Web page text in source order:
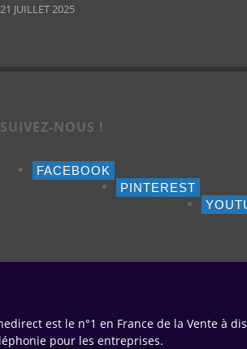
21 JUILLET 2025
SUIVEZ-NOUS !
FACEBOOK
PINTEREST
est le n°1 en France de la Vente à
pour les entreprises.